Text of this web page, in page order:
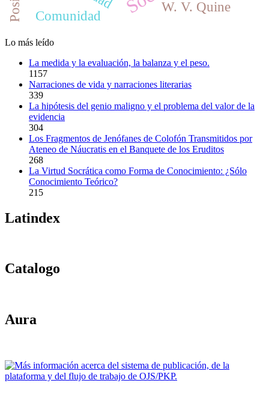
W. V. Quine
Comunidad
Lo más leído
La medida y la evaluación, la balanza y el peso.
1157
Narraciones de vida y narraciones literarias
339
La hipótesis del genio maligno y el problema del valor de la
evidencia
304
Los Fragmentos de Jenófanes de Colofón Transmitidos por
Ateneo de Náucratis en el Banquete de los Eruditos
268
La Virtud Socrática como Forma de Conocimiento: ¿Sólo
Conocimiento Teórico?
215
Latindex
Catalogo
Aura